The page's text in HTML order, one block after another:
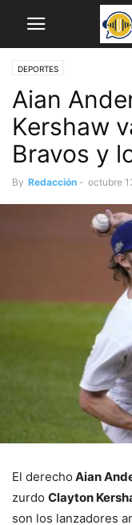
DEPORTES
Aian
Kershaw
Bravos y
By Redacción - octubre
El derecho Aian
zurdo Clayton
son los lanzadores